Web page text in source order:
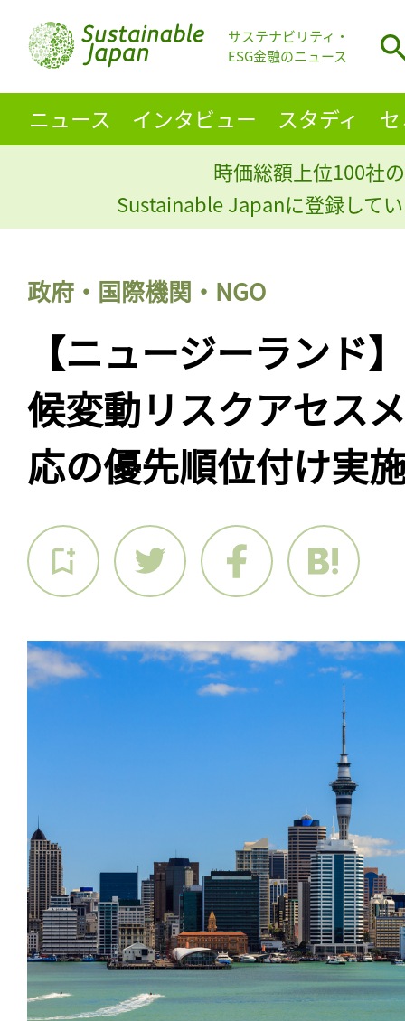
サステナビリティ・
ESG金融のニュース
ニュース インタビュー スタディ
時価総額上位100社
Sustainable Japanに登録して
政府・国際機関・NGO
【ニュージーランド
候変動リスクアセス
応の優先順位付け実